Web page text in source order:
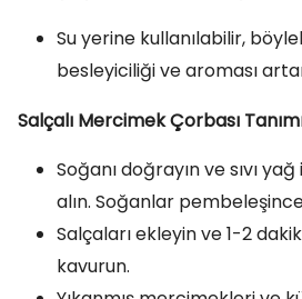
Su yerine kullanılabilir,
besleyiciliği ve aroması
Salçalı Mercimek Çorbası Tanımı
Soğanı doğrayın ve sıvı
alın. Soğanlar
Salçaları ekleyin ve 1-2
kavurun.